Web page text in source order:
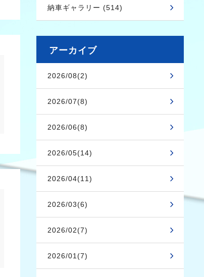
納車ギャラリー (514)
アーカイブ
2026/08(2)
2026/07(8)
2026/06(8)
2026/05(14)
2026/04(11)
2026/03(6)
2026/02(7)
2026/01(7)